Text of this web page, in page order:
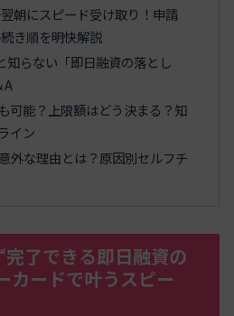
朝にスピード受け取り！申請
き順を明快解説
知らない「即日融資の落とし
A
可能？上限額はどう決まる？知
イン
外な理由とは？原因別セルフチ
了できる即日融資の
カードで叶うスピー